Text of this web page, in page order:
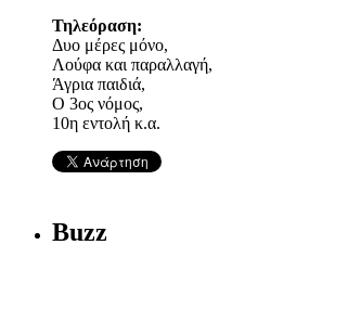
Τηλεόραση:
Δυο μέρες μόνο,
Λούφα και παραλλαγή,
Άγρια παιδιά,
Ο 3ος νόμος,
10η εντολή κ.α.
Buzz